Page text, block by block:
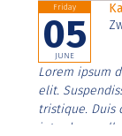
Friday
05
JUNE
Lorem ipsum
elit.
tristique. Duis
interdum